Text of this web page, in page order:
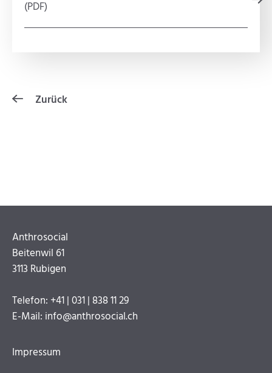
(PDF)
Zurück
Anthrosocial
Beitenwil 61
3113 Rubigen
Telefon: +41 | 031 | 838 11 29
E-Mail: info@anthrosocial.ch
überspringen
Impressum